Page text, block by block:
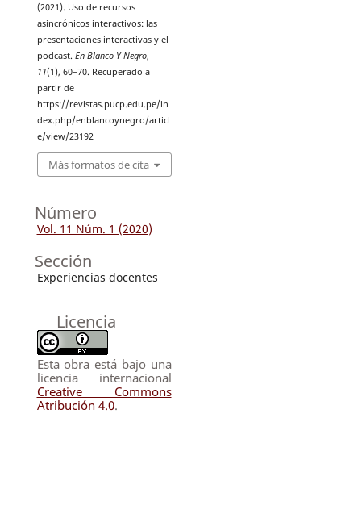
(2021). Uso de recursos
asincrónicos interactivos: las
presentaciones interactivas y el
podcast. En Blanco Y Negro,
11(1), 60–70. Recuperado a
partir de
https://revistas.pucp.edu.pe/in
dex.php/enblancoynegro/articl
e/view/23192
Más formatos de cita
Número
Vol. 11 Núm. 1 (2020)
Sección
Experiencias docentes
Licencia
Esta obra está bajo una
licencia internacional
Creative Commons
Atribución 4.0.